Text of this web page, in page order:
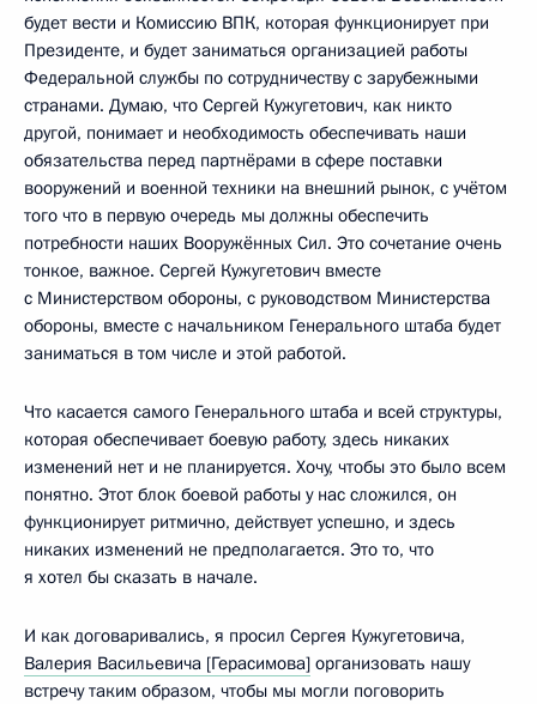
будет вести и Комиссию ВПК, которая функционирует при
Президенте, и будет заниматься организацией работы
Федеральной службы по сотрудничеству с зарубежными
странами. Думаю, что Сергей Кужугетович, как никто
другой, понимает и необходимость обеспечивать наши
обязательства перед партнёрами в сфере поставки
вооружений и военной техники на внешний рынок, с учётом
того что в первую очередь мы должны обеспечить
потребности наших Вооружённых Сил. Это сочетание очень
тонкое, важное. Сергей Кужугетович вместе
с Министерством обороны, с руководством Министерства
обороны, вместе с начальником Генерального штаба будет
заниматься в том числе и этой работой.
Что касается самого Генерального штаба и всей структуры,
которая обеспечивает боевую работу, здесь никаких
изменений нет и не планируется. Хочу, чтобы это было всем
понятно. Этот блок боевой работы у нас сложился, он
функционирует ритмично, действует успешно, и здесь
никаких изменений не предполагается. Это то, что
я хотел бы сказать в начале.
И как договаривались, я просил Сергея Кужугетовича,
Валерия Васильевича [Герасимова] организовать нашу
встречу таким образом, чтобы мы могли поговорить